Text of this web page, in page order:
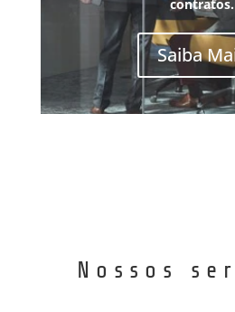
contratos.
Saiba
Nossos